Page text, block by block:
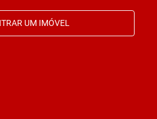
UM IMÓVEL